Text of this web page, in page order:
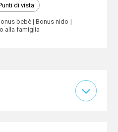
di vista
bebè
Bonus nido
alla famiglia